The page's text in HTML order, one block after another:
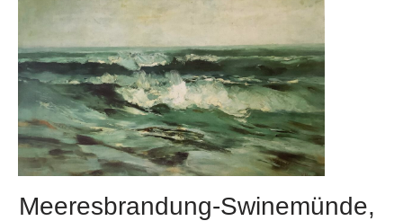
Meeresbrandung-Swinemünde,